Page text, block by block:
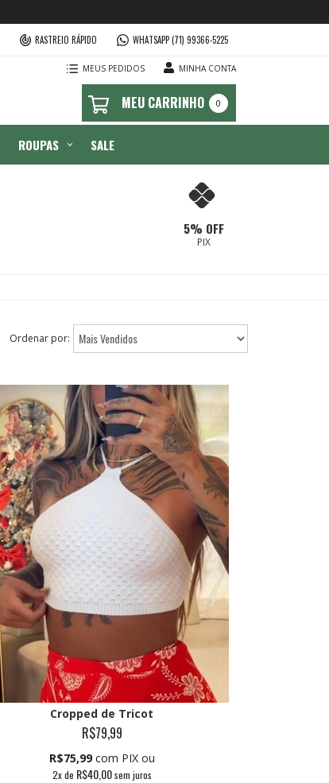
RASTREIO RÁPIDO WHATSAPP (71) 99366-5225
MEUS PEDIDOS MINHA CONTA
0
ROUPAS SALE
5% OFF
PIX
Ordenar por:
Cropped de Tricot
R$79,99
R$75,99com PIX ou
2x de R$40,00sem juros